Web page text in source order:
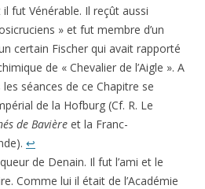
fut Vénérable. Il reçût aussi
» et fut membre d’un
certain Fischer qui avait rapporté
de « Chevalier de l’Aigle ». A
séances de ce Chapitre se
de la Hofburg (Cf. R. Le
de Bavière et la Franc-
↩
de Denain. Il fut l’ami et le
Comme lui il était de l’Académie